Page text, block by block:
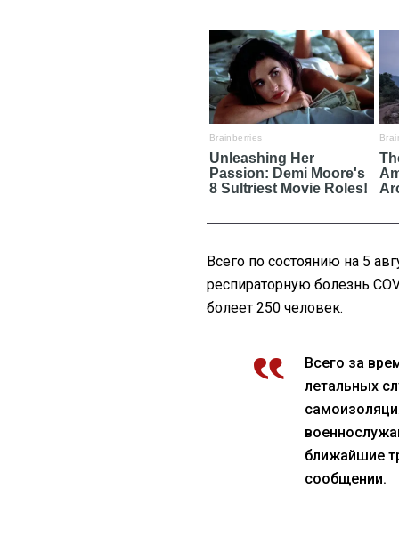
Всего по состоянию на 5
респираторную болезнь
болеет 250 человек.
Всего за
летальных
ближайшие
сообщении.